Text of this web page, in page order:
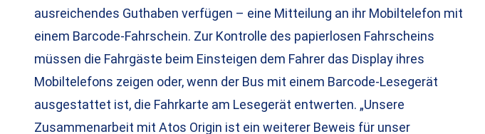
ausreichendes Guthaben verfügen – eine Mitteilung an ihr Mobiltelefon mit
einem Barcode-Fahrschein. Zur Kontrolle des papierlosen Fahrscheins
müssen die Fahrgäste beim Einsteigen dem Fahrer das Display ihres
Mobiltelefons zeigen oder, wenn der Bus mit einem Barcode-Lesegerät
ausgestattet ist, die Fahrkarte am Lesegerät entwerten. „Unsere
Zusammenarbeit mit Atos Origin ist ein weiterer Beweis für unser